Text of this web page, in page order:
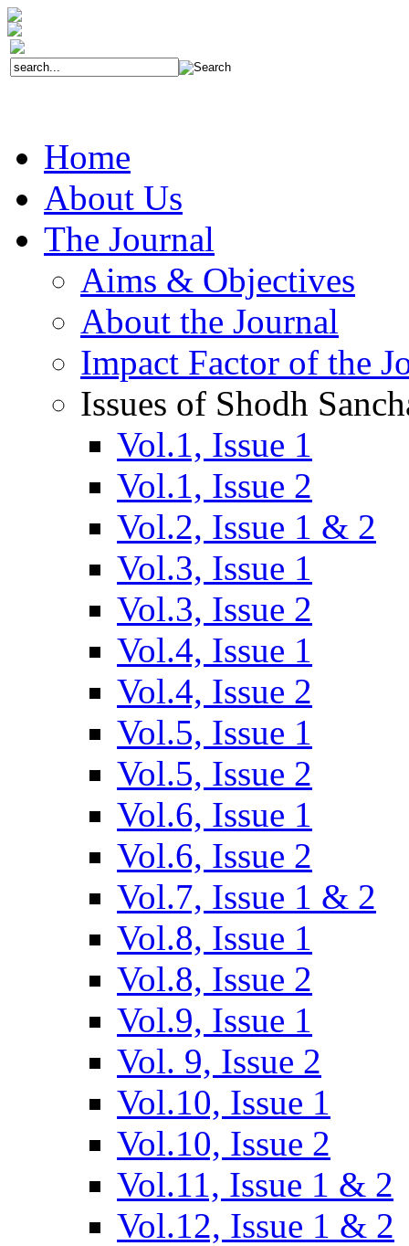
Home
About Us
The Journal
Aims & Objectives
About the Journal
Impact Factor of the
Issues of Shodh
Vol.1, Issue 1
Vol.1, Issue 2
Vol.2, Issue 1 & 2
Vol.3, Issue 1
Vol.3, Issue 2
Vol.4, Issue 1
Vol.4, Issue 2
Vol.5, Issue 1
Vol.5, Issue 2
Vol.6, Issue 1
Vol.6, Issue 2
Vol.7, Issue 1 & 2
Vol.8, Issue 1
Vol.8, Issue 2
Vol.9, Issue 1
Vol. 9, Issue 2
Vol.10, Issue 1
Vol.10, Issue 2
Vol.11, Issue 1 & 2
Vol.12, Issue 1 & 2